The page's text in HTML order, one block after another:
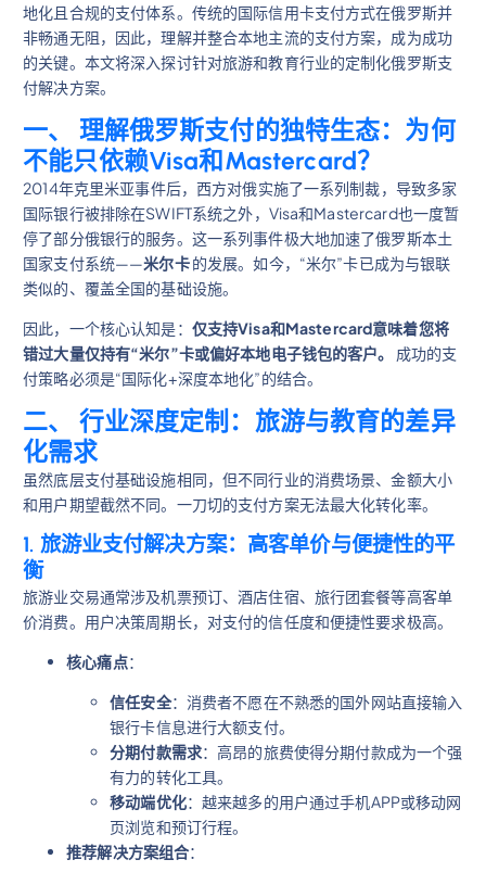
地化且合规的支付体系。传统的国际信用卡支付方式在俄罗斯并
非畅通无阻，因此，理解并整合本地主流的支付方案，成为成功
的关键。本文将深入探讨针对旅游和教育行业的定制化俄罗斯支
付解决方案。
一、 理解俄罗斯支付的独特生态：为何
不能只依赖Visa和Mastercard？
2014年克里米亚事件后，西方对俄实施了一系列制裁，导致多家
国际银行被排除在SWIFT系统之外，Visa和Mastercard也一度暂
停了部分俄银行的服务。这一系列事件极大地加速了俄罗斯本土
国家支付系统——米尔卡的发展。如今，“米尔”卡已成为与银联
类似的、覆盖全国的基础设施。
因此，一个核心认知是： 仅支持Visa和Mastercard意味着您将
错过大量仅持有“米尔”卡或偏好本地电子钱包的客户。
成功的支
付策略必须是“国际化+深度本地化”的结合。
二、 行业深度定制：旅游与教育的差异
化需求
虽然底层支付基础设施相同，但不同行业的消费场景、金额大小
和用户期望截然不同。一刀切的支付方案无法最大化转化率。
1. 旅游业支付解决方案：高客单价与便捷性的平
衡
旅游业交易通常涉及机票预订、酒店住宿、旅行团套餐等高客单
价消费。用户决策周期长，对支付的信任度和便捷性要求极高。
核心痛点：
信任安全：消费者不愿在不熟悉的国外网站直接输入
银行卡信息进行大额支付。
分期付款需求：高昂的旅费使得分期付款成为一个强
有力的转化工具。
移动端优化：越来越多的用户通过手机APP或移动网
页浏览和预订行程。
推荐解决方案组合：